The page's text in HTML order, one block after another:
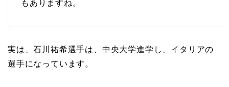
もありますね。
実は、石川祐希選手は、中央大学進学し、イタリアの
選手になっています。